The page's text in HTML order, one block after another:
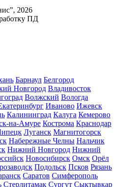
2026
ПД
Барнаул Белгород
Новгород Владивосток
Волжский Вологда
Иваново Ижевск
Калининград Калуга Кемерово
на-Амуре Кострома Краснодар
Луганск Магнитогорск
Набережные Челны Нальчик
Нижний Новгород Нижний
Новосибирск Омск Орёл
Подольск Псков Рязань
Саратов Симферополь
Стерлитамак Сургут Сыктывкар